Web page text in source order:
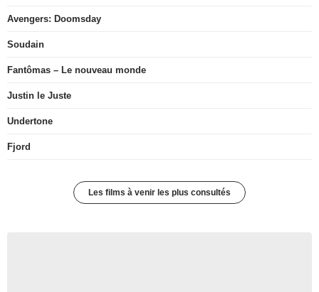
Avengers: Doomsday
Soudain
Fantômas – Le nouveau monde
Justin le Juste
Undertone
Fjord
Les films à venir les plus consultés